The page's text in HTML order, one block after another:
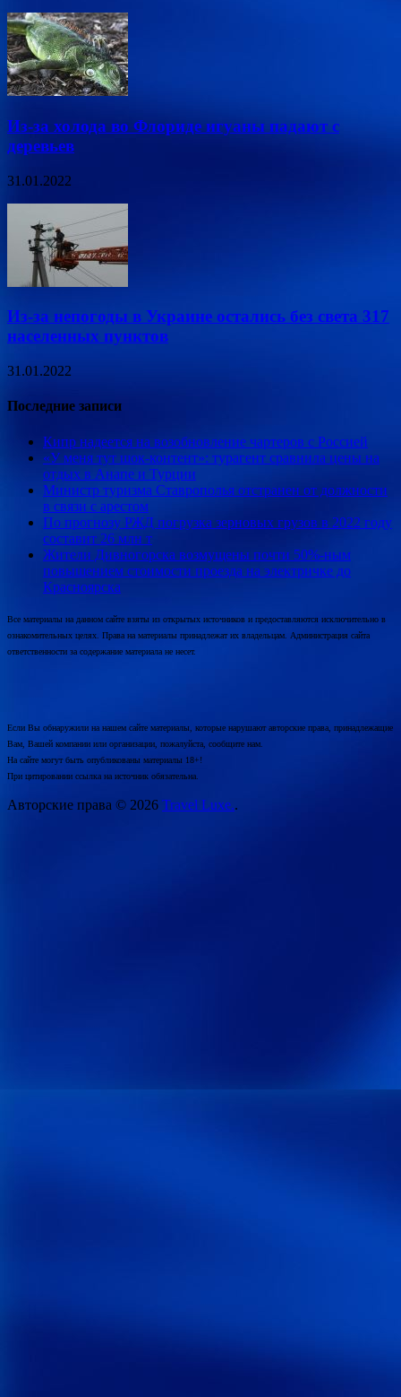
Из-за холода во Флориде игуаны падают с
деревьев
31.01.2022
Из-за непогоды в Украине остались без света 317
населенных пунктов
31.01.2022
Последние записи
Кипр надеется на возобновление чартеров с Россией
«У меня тут шок-контент»: турагент сравнила цены на
отдых в Анапе и Турции
Министр туризма Ставрополья отстранен от должности
в связи с арестом
По прогнозу РЖД погрузка зерновых грузов в 2022 году
составит 26 млн т
Жители Дивногорска возмущены почти 50%-ным
повышением стоимости проезда на электричке до
Красноярска
Все материалы на данном сайте взяты из открытых источников и предоставляются исключительно в
ознакомительных целях. Права на материалы принадлежат их владельцам. Администрация сайта
ответственности за содержание материала не несет.
Если Вы обнаружили на нашем сайте материалы, которые нарушают авторские права, принадлежащие
Вам, Вашей компании или организации, пожалуйста, сообщите нам.
На сайте могут быть опубликованы материалы 18+!
При цитировании ссылка на источник обязательна.
Авторские права © 2026 Travel Luxe..